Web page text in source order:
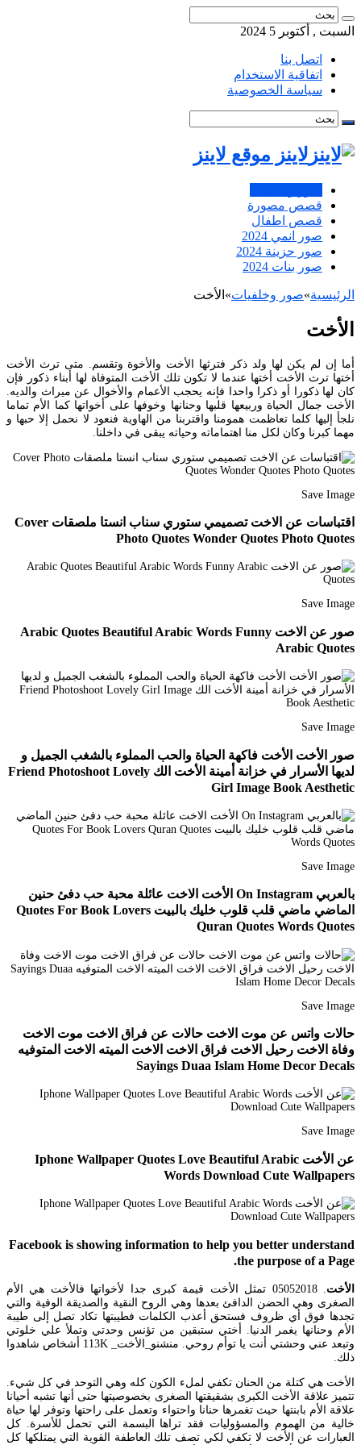
السبت , أكتوبر 5 2024
اتصل بنا
اتفاقية الاستخدام
سياسة الخصوصية
لاينز موقع لاينز
قصص مصورة
قصص اطفال
صور انمي 2024
صور حزينة 2024
صور بنات 2024
الرئيسية»صور وخلفيات» الأخت
الأخت
أما إن لم يكن لها ولد ذكر فترثها الأخت والأخوة وتقسم. متى ترث الأخت
أختها ترث الأخت أختها عندما لا تكون تلك الأخت المتوفاة لها أبناء ذكور فإن
كان لها ذكورا أو ذكرا واحدا فإنه يحجب الأعمام والأخوال عن ميراث والديه.
الأخت جمال الحياة وربيعها قلبها وحنانها وخوفها على أخواتها كما الأم تماما
نلجأ إليها كلما تعاظمت همومنا واقتربنا من الهاوية فنعود لا نحمل إلا حبها و
مهما كبرنا وكان لكل منا اهتماماته وحياته يبقى في داخلنا.
Save Image
اقتباسات عن الاخت تصميمي ستوري سناب انستا ملصقات Cover
Photo Quotes Wonder Quotes Photo Quotes
Save Image
صور عن الاخت Arabic Quotes Beautiful Arabic Words Funny
Arabic Quotes
Save Image
صور الأخت الأخت فاكهة الحياة والحب المملوء بالشغب الجميل و
لديها الأسرار في خزانة أمينة الأخت الك Friend Photoshoot Lovely
Girl Image Book Aesthetic
Save Image
بالعربي On Instagram الأخت الاخت عائلة محبة حب دفئ حنين
الماضي ماضي قلب قلوب خليك بالبيت Quotes For Book Lovers
Quran Quotes Words Quotes
Save Image
حالات واتس عن موت الاخت حالات عن فراق الاخت موت الاخت
وفاة الاخت رحيل الاخت فراق الاخت الاخت الميته الاخت المتوفيه
Sayings Duaa Islam Home Decor Decals
Save Image
عن الأخت Iphone Wallpaper Quotes Love Beautiful Arabic
Words Download Cute Wallpapers
Facebook is showing information to help you better understand
the purpose of a Page.
الأخت
. 05052018 تمثل الأخت قيمة كبرى جدا لأخواتها فالأخت هي الأم
الصغرى وهي الحضن الدافئ بعدها وهي الروح النقية والصديقة الوفية والتي
تجدها فوق أي ظروف فستحق أعذب الكلمات فطيبتها تكاد تصل إلى طيبة
الأم وحنانها يغمر الدنيا. أختي ستبقين من تؤنس وحدتي وتملأ علي خلوتي
وتبعد عني وحشتي أنت يا توأم روحي. منشنو_الأخت_ 113K أشخاص شاهدوا
ذلك.
الأخت هي كتلة من الحنان تكفي لملء الكون كله وهي التوحد في كل شيء.
تتميز علاقة الأخت الكبرى بشقيقتها الصغرى بخصوصيتها حتى أنها تشبه أحيانا
علاقة الأم بابنتها حيث تغمرها حنانا واحتواء وتعمل على راحتها وتوفر لها حياة
خالية من الهموم والمسؤوليات فقد تراها البسمة التي تحمل للأسرة. كل
العبارات عن الأخت لا تكفي لكي تصف تلك العاطفة القوية التي يمتلكها كل